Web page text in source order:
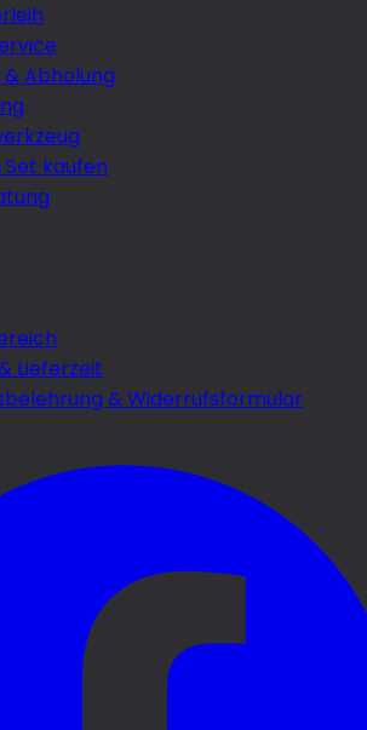
& Abholung
Set kaufen
Lieferzeit
& Widerrufsformular